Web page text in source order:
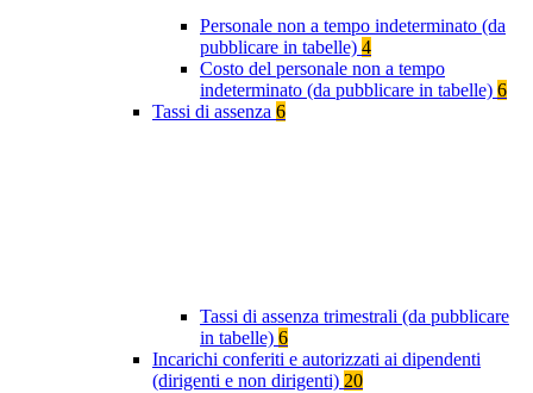
Personale non a tempo indeterminato (da
pubblicare in tabelle) 4
Costo del personale non a tempo
indeterminato (da pubblicare in tabelle) 6
Tassi di assenza 6
Tassi di assenza trimestrali (da pubblicare
in tabelle) 6
Incarichi conferiti e autorizzati ai dipendenti
(dirigenti e non dirigenti) 20